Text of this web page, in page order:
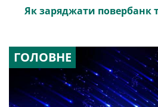
Як заряджати повербанк
ГОЛОВНЕ